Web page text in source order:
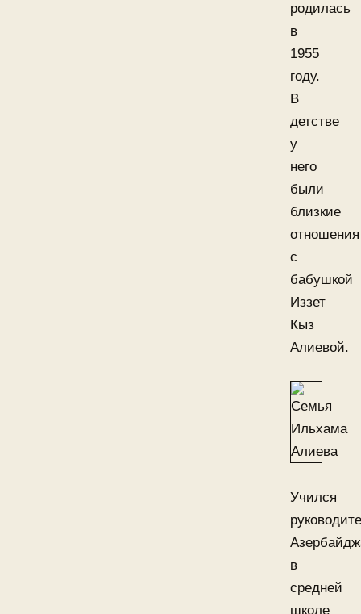
родилась
в
1955
году.
В
детстве
у
него
были
близкие
отношения
с
бабушкой
Иззет
Кыз
Алиевой.
Учился
в
средней
школе